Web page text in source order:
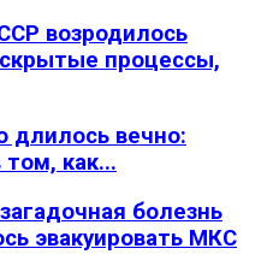
возродилось
процессы,
длилось вечно:
как...
болезнь
эвакуировать МКС